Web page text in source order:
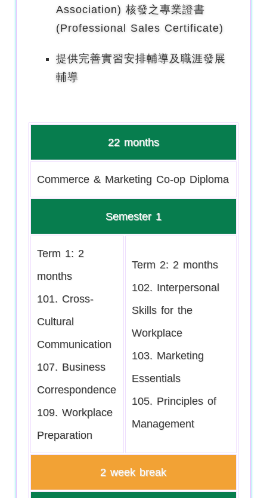
Association) 核發之專業證書
(Professional Sales Certificate)
提供完善實習安排輔導及職涯發展
輔導
22 months
Commerce & Marketing Co-op Diploma
Semester 1
Term 1: 2
months
101. Cross-
Cultural
Communication
107. Business
Correspondence
109. Workplace
Preparation
Term 2: 2 months
102. Interpersonal
Skills for the
Workplace
103. Marketing
Essentials
105. Principles of
Management
2 week break